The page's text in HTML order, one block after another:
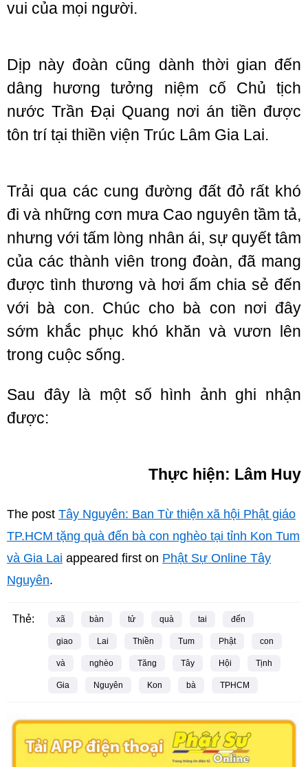
vui của mọi người.
Dịp này đoàn cũng dành thời gian đến
dâng hương tưởng niệm cố Chủ tịch
nước Trần Đại Quang nơi án tiền được
tôn trí tại thiền viện Trúc Lâm Gia Lai.
Trải qua các cung đường đất đỏ rất khó
đi và những cơn mưa Cao nguyên tầm tả,
nhưng với tấm lòng nhân ái, sự quyết tâm
của các thành viên trong đoàn, đã mang
được tình thương và hơi ấm chia sẻ đến
với bà con. Chúc cho bà con nơi đây
sớm khắc phục khó khăn và vươn lên
trong cuộc sống.
Sau đây là một số hình ảnh ghi nhận
được:
Thực hiện: Lâm Huy
The post Tây Nguyên: Ban Từ thiện xã hội Phật giáo
TP.HCM tặng quà đến bà con nghèo tại tỉnh Kon Tum
và Gia Lai appeared first on Phật Sự Online Tây
Nguyên.
Thẻ: xã bàn tử quà tai đến
giao Lai Thiền Tum Phật con
và nghèo Tăng Tây Hội Tịnh
Gia Nguyên Kon bà TPHCM